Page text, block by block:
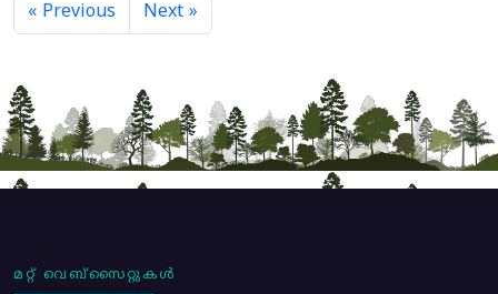
« Previous Next »
മറ്റ് വെബ്സൈറ്റുകൾ